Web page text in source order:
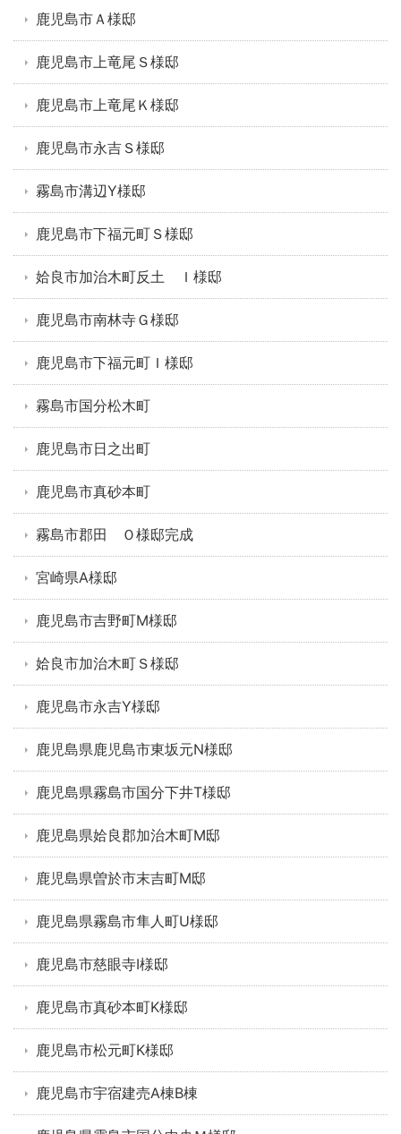
鹿児島市Ａ様邸
鹿児島市上竜尾Ｓ様邸
鹿児島市上竜尾Ｋ様邸
鹿児島市永吉Ｓ様邸
霧島市溝辺Y様邸
鹿児島市下福元町Ｓ様邸
姶良市加治木町反土 Ｉ様邸
鹿児島市南林寺Ｇ様邸
鹿児島市下福元町Ｉ様邸
霧島市国分松木町
鹿児島市日之出町
鹿児島市真砂本町
霧島市郡田 Ｏ様邸完成
宮崎県A様邸
鹿児島市吉野町M様邸
姶良市加治木町Ｓ様邸
鹿児島市永吉Y様邸
鹿児島県鹿児島市東坂元N様邸
鹿児島県霧島市国分下井T様邸
鹿児島県姶良郡加治木町M邸
鹿児島県曽於市末吉町M邸
鹿児島県霧島市隼人町U様邸
鹿児島市慈眼寺I様邸
鹿児島市真砂本町K様邸
鹿児島市松元町K様邸
鹿児島市宇宿建売A棟B棟